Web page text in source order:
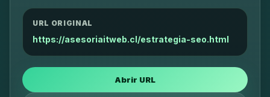
URL ORIGINAL
https://asesoriaitweb.cl/estrategia-seo.html
Abrir URL